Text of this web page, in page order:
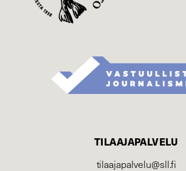
TILAAJAPALVELU
tilaajapalvelu@sll.fi